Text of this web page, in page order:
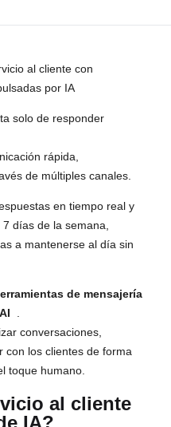
solo de responder
rápida,
de múltiples canales.
en tiempo real y
días de la semana,
a mantenerse al día sin
de mensajería
conversaciones,
con los clientes de forma
toque humano.
al cliente